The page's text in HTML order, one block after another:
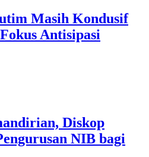
Masih Kondusif
Antisipasi
Diskop
NIB bagi